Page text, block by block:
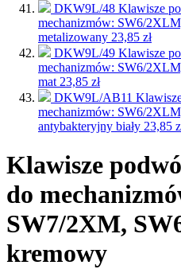
DKW9L/48 Klawisze
mechanizmów: SW6/
metalizowany 23,85 zł
DKW9L/49 Klawisze
mechanizmów: SW6/
mat 23,85 zł
DKW9L/AB11
mechanizmów: SW6/
antybakteryjny biały 23,85
Klawisze
do
SW7/2XM,
kremowy